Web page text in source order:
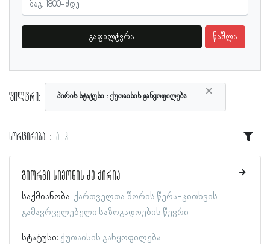
გაფილტვრა წაშლა
ფილტრი: ×
პირის სტატუსი ქუთაისის განყოფილება
სორტირება ა - ჰ
გიორგი სიმონის ძე ქირია
საქმიანობა: ქართველთა შორის წერა-კითხვის
გამავრცელებელი საზოგადოების წევრი
სტატუსი: ქუთაისის განყოფილება